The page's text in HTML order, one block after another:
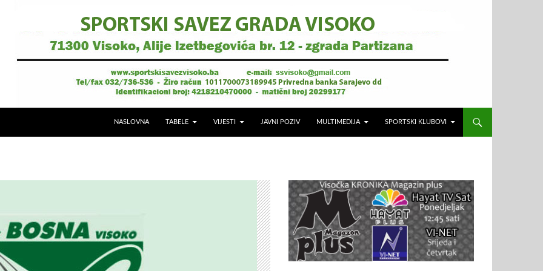
NASLOVNA TABELE VIJESTI JAVNI POZIV MULTIMEDIJA SPORTSKI KLUBOVI